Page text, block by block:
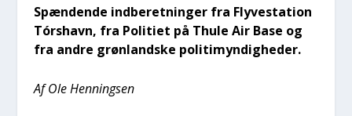
Spæn­den­de ind­be­ret­nin­ger fra Fly­ve­sta­tion
Tórs­havn, fra Poli­ti­et på Thu­le Air Base og
fra andre grøn­land­ske poli­ti­myn­dig­he­der.
Af Ole Hen­nings­en